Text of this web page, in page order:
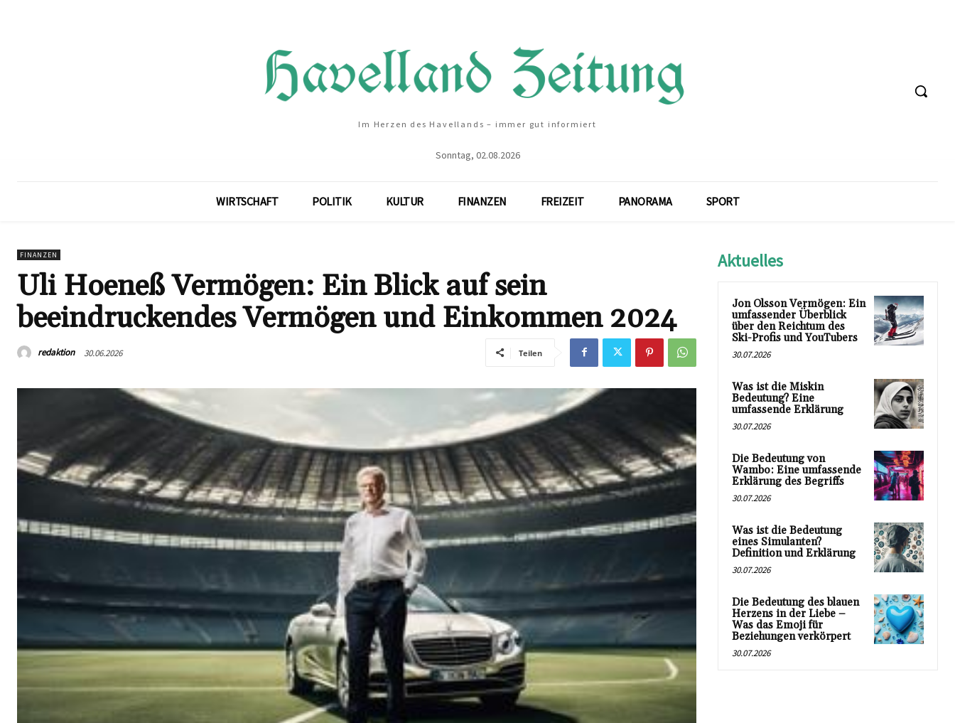
Im Herzen des Havellands – immer gut informiert
Sonntag, 02.08.2026
WIRTSCHAFT POLITIK KULTUR FINANZEN FREIZEIT PANORAMA SPORT
FINANZEN
Uli Hoeneß Vermögen: Ein Blick auf sein
beeindruckendes Vermögen und Einkommen 2024
redaktion 30.06.2026 Teilen
Aktuelles
Jon Olsson Vermögen: Ein
umfassender Überblick
über den Reichtum des
Ski-Profis und YouTubers
30.07.2026
Was ist die Miskin
Bedeutung? Eine
umfassende Erklärung
30.07.2026
Die Bedeutung von
Wambo: Eine umfassende
Erklärung des Begriffs
30.07.2026
Was ist die Bedeutung
eines Simulanten?
Definition und Erklärung
30.07.2026
Die Bedeutung des blauen
Herzens in der Liebe –
Was das Emoji für
Beziehungen verkörpert
30.07.2026